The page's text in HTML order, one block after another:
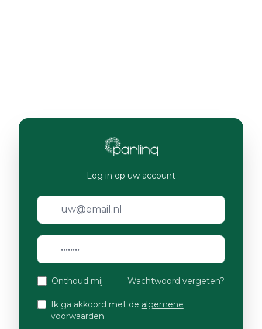
Log in op uw account
Onthoud mij Wachtwoord vergeten?
Ik ga akkoord met de algemene
voorwaarden